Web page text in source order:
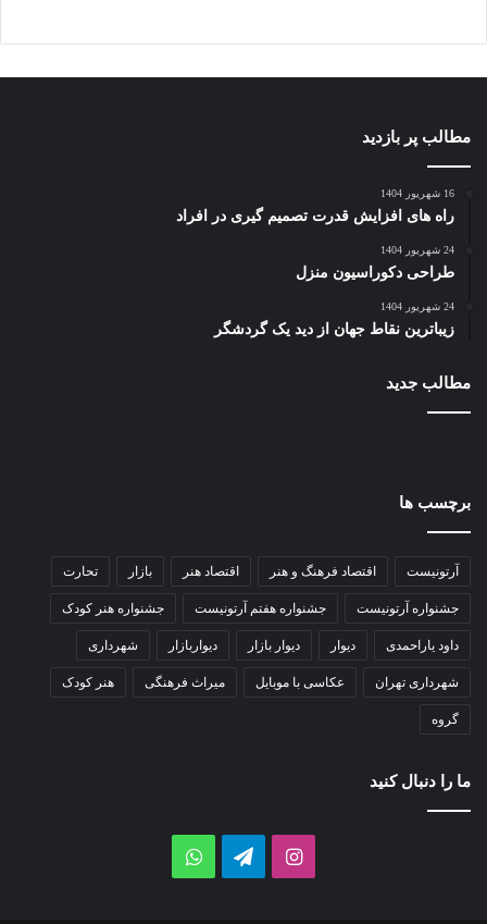
مطالب پر بازدید
16 شهریور 1404
راه های افزایش قدرت تصمیم گیری در افراد
24 شهریور 1404
طراحی دکوراسیون منزل
24 شهریور 1404
زیباترین نقاط جهان از دید یک گردشگر
مطالب جدید
برچسب ها
آرتونیست اقتصاد فرهنگ و هنر اقتصاد هنر بازار تحارت
جشنواره آرتونیست جشنواره هفتم آرتونیست جشنواره هنر کودک
داود یاراحمدی دیوار دیوار بازار دیواربازار شهرداری
شهرداری تهران عکاسی با موبایل میراث فرهنگی هنر کودک
گروه
ما را دنبال کنید
اینستاگرامتلگرامواتس